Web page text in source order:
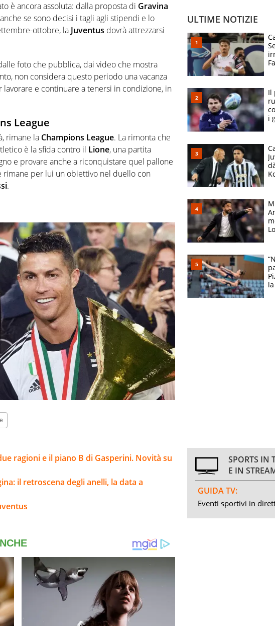
è ancora assoluta: dalla proposta di Gravina
se sono decisi i tagli agli stipendi e lo
ottobre, la Juventus dovrà attrezzarsi
foto che pubblica, dai video che mostra
non considera questo periodo una vacanza
e continuare a tenersi in condizione, in
League
rimane la Champions League. La rimonta che
è la sfida contro il Lione, una partita
e provare anche a riconquistare quel pallone
rimane per lui un obiettivo nel duello con
.
ragioni e il piano B di Gasperini. Novità su
il retroscena degli anelli, la data a
ULTIME NOTIZIE
Il
i
SPORTS IN
E IN
GUIDA TV:
Eventi sportivi in